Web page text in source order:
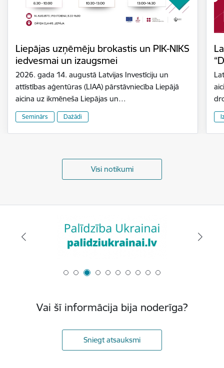
Liepājas uzņēmēju brokastis un PIK-NIKS
iedvesmai un izaugsmei
2026. gada 14. augustā Latvijas Investīciju un
attīstības aģentūras (LIAA) pārstāvniecība Liepājā
aicina uz ikmēneša Liepājas un…
Seminārs Dažādi
Visi notikumi
Vai šī informācija bija noderīga?
Sniegt atsauksmi